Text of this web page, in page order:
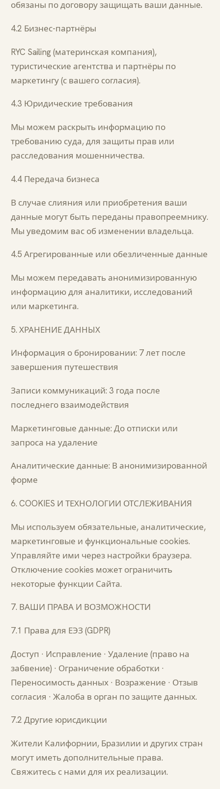
обязаны по договору защищать ваши данные.
4.2 Бизнес-партнёры
RYC Sailing (материнская компания),
туристические агентства и партнёры по
маркетингу (с вашего согласия).
4.3 Юридические требования
Мы можем раскрыть информацию по
требованию суда, для защиты прав или
расследования мошенничества.
4.4 Передача бизнеса
В случае слияния или приобретения ваши
данные могут быть переданы правопреемнику.
Мы уведомим вас об изменении владельца.
4.5 Агрегированные или обезличенные данные
Мы можем передавать анонимизированную
информацию для аналитики, исследований
или маркетинга.
5. ХРАНЕНИЕ ДАННЫХ
Информация о бронировании: 7 лет после
завершения путешествия
Записи коммуникаций: 3 года после
последнего взаимодействия
Маркетинговые данные: До отписки или
запроса на удаление
Аналитические данные: В анонимизированной
форме
6. COOKIES И ТЕХНОЛОГИИ ОТСЛЕЖИВАНИЯ
Мы используем обязательные, аналитические,
маркетинговые и функциональные cookies.
Управляйте ими через настройки браузера.
Отключение cookies может ограничить
некоторые функции Сайта.
7. ВАШИ ПРАВА И ВОЗМОЖНОСТИ
7.1 Права для ЕЭЗ (GDPR)
Доступ · Исправление · Удаление (право на
забвение) · Ограничение обработки ·
Переносимость данных · Возражение · Отзыв
согласия · Жалоба в орган по защите данных.
7.2 Другие юрисдикции
Жители Калифорнии, Бразилии и других стран
могут иметь дополнительные права.
Свяжитесь с нами для их реализации.